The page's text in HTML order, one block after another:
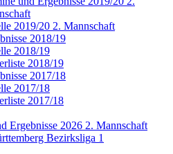
2019/20 2. Mannschaft
2018/19
2018/19
2018/19
2017/18
2017/18
2017/18
Ergebnisse 2026 2. Mannschaft
Bezirksliga 1